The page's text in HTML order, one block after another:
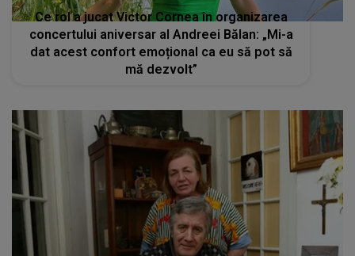
Ce rol a jucat Victor Cornea în organizarea
concertului aniversar al Andreei Bălan: „Mi-a
dat acest confort emoțional ca eu să pot să
mă dezvolt”